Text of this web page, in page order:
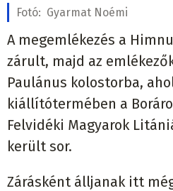
Fotó: Gyarmat Noémi
A megemlékezés a
zárult, majd az
Paulánus kolostorba,
kiállítótermében a
Felvidéki Magyarok
került sor.
Zárásként álljanak itt